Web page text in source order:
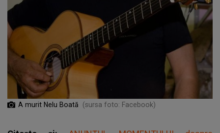
A murit Nelu Boată (sursa foto: Facebook)